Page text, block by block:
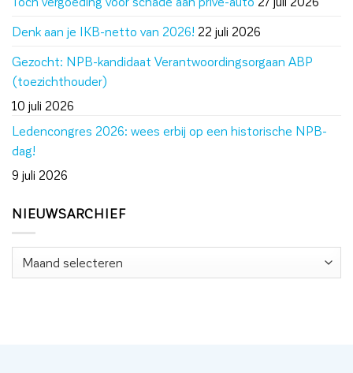
Denk aan je IKB-netto van 2026! 22 juli 2026
Gezocht: NPB-kandidaat Verantwoordingsorgaan ABP
(toezichthouder)
10 juli 2026
Ledencongres 2026: wees erbij op een historische NPB-
dag!
9 juli 2026
NIEUWSARCHIEF
Nieuwsarchief